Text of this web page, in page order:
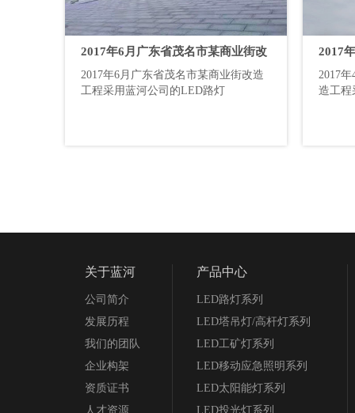
2017年6月广东省茂名市某商业街改
造工程采用蓝河公司的LED路灯
2017年6月广东省茂名市某商业街改造
工程采用蓝河公司的LED路灯
2017
改造
2017
造工程
关于蓝河
公司简介
发展历程
我们的团队
企业构架
资质证书
人才资源
产品中心
LED路灯系列
LED塔吊灯/高杆灯系列
LED工矿灯系列
LED移动应急照明系列
LED太阳能灯系列
LED投光灯系列